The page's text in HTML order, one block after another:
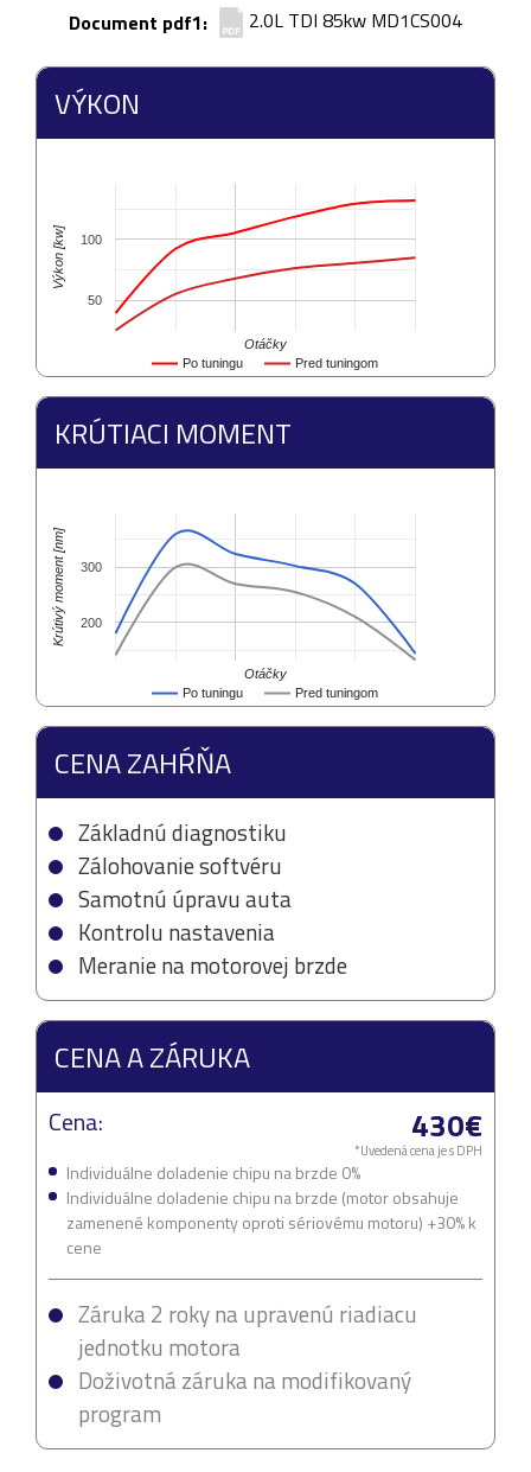
Document pdf1: 2.0L TDI 85kw MD1CS004
VÝKON
Po tuningu Pred tuningom
50
100
Otáčky
Výkon [kw]
KRÚTIACI MOMENT
Po tuningu Pred tuningom
200
300
Otáčky
Krútivý moment [nm]
CENA ZAHŔŇA
Základnú diagnostiku
Zálohovanie softvéru
Samotnú úpravu auta
Kontrolu nastavenia
Meranie na motorovej brzde
CENA A ZÁRUKA
Cena: 430€
*Uvedená cena je s DPH
Individuálne doladenie chipu na brzde 0%
Individuálne doladenie chipu na brzde (motor obsahuje
zamenené komponenty oproti sériovému motoru) +30% k
cene
Záruka 2 roky na upravenú riadiacu
jednotku motora
Doživotná záruka na modifikovaný
program